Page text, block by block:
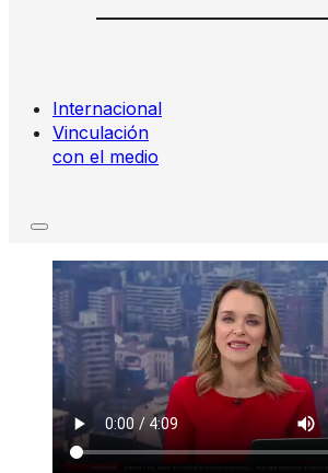
Internacional
Vinculación
con el medio